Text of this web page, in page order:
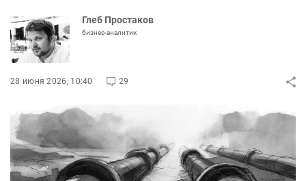
Глеб Простаков
бизнес-аналитик
28 июня 2026, 10:40 29